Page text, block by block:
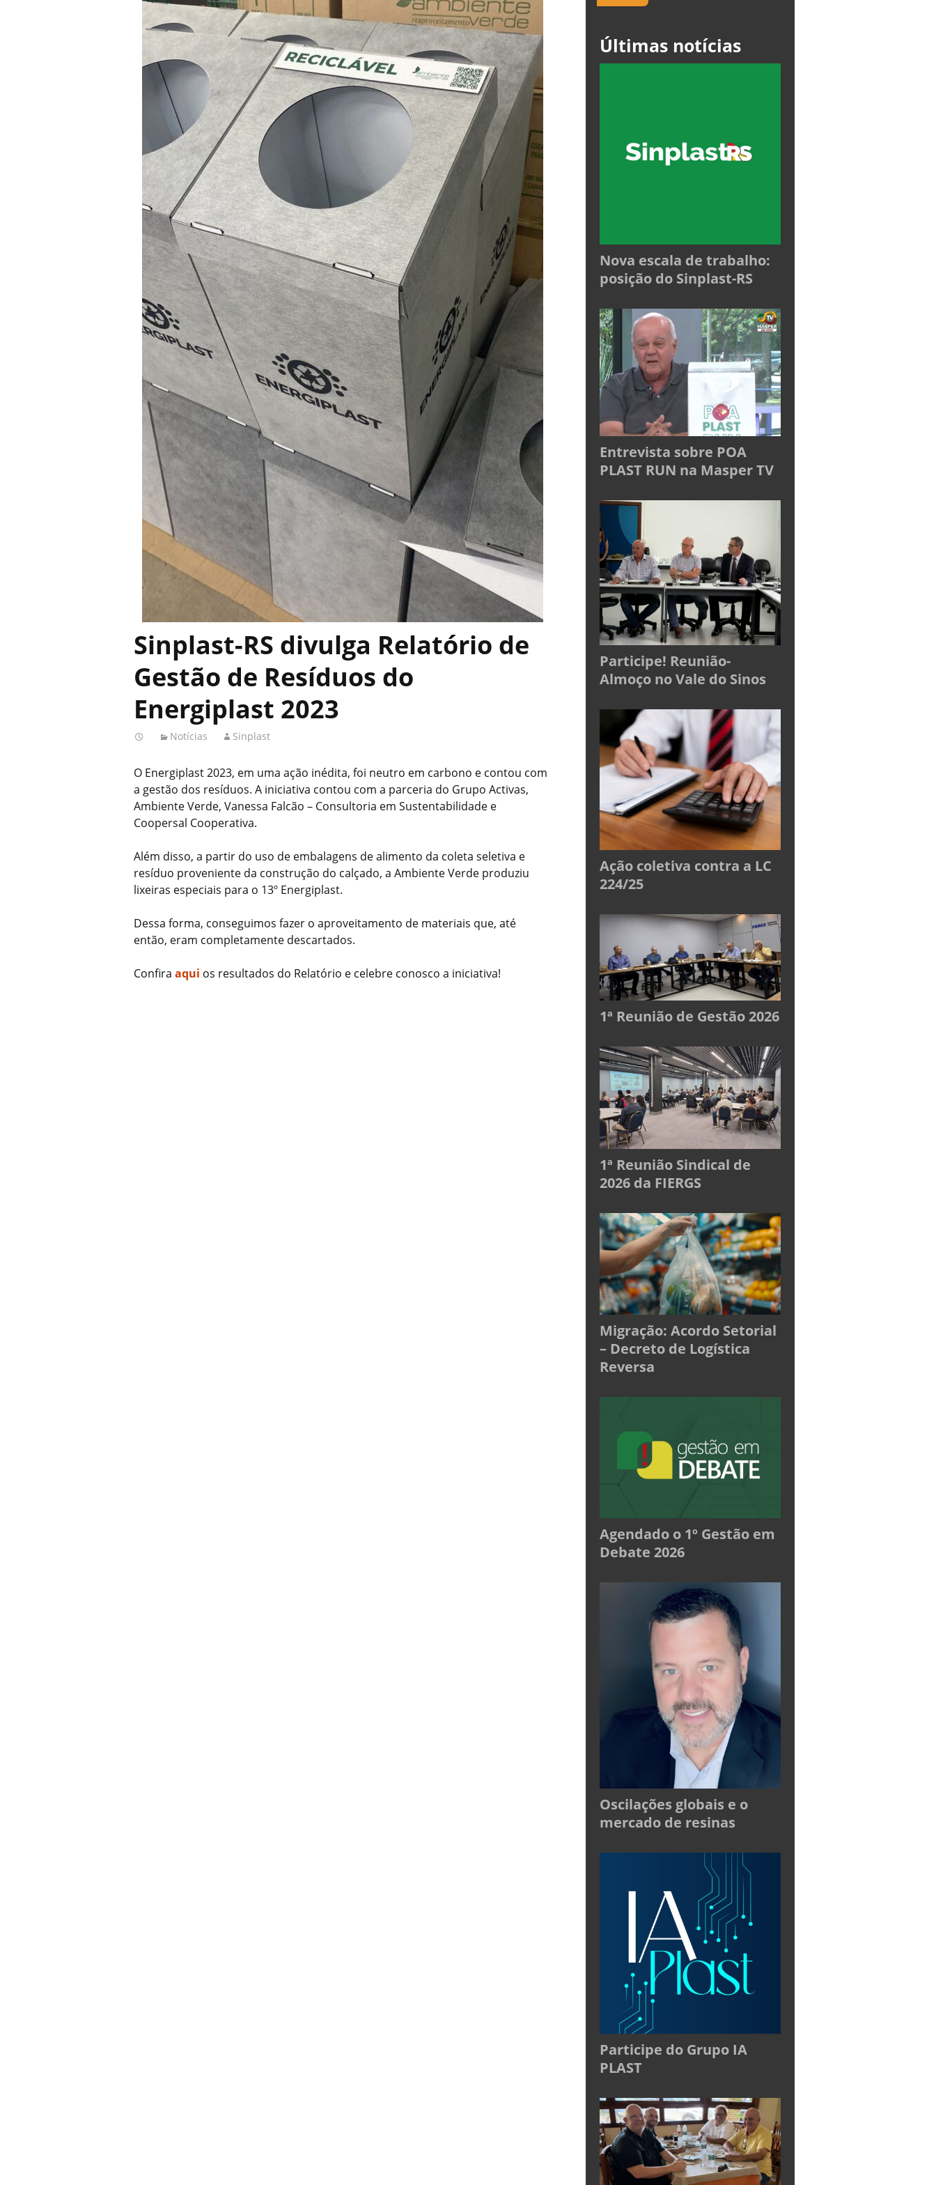
Sinplast-RS divulga Relatório de
Gestão de Resíduos do
Energiplast 2023
Notícias Sinplast
O Energiplast 2023, em uma ação inédita, foi neutro em carbono e contou com
a gestão dos resíduos. A iniciativa contou com a parceria do Grupo Activas,
Ambiente Verde, Vanessa Falcão – Consultoria em Sustentabilidade e
Coopersal Cooperativa.
Além disso, a partir do uso de embalagens de alimento da coleta seletiva e
resíduo proveniente da construção do calçado, a Ambiente Verde produziu
lixeiras especiais para o 13º Energiplast.
Dessa forma, conseguimos fazer o aproveitamento de materiais que, até
então, eram completamente descartados.
Confira aqui os resultados do Relatório e celebre conosco a iniciativa!
Últimas notícias
Nova escala de trabalho:
posição do Sinplast-RS
Entrevista sobre POA
PLAST RUN na Masper TV
Participe! Reunião-
Almoço no Vale do Sinos
Ação coletiva contra a LC
224/25
1ª Reunião de Gestão 2026
1ª Reunião Sindical de
2026 da FIERGS
Migração: Acordo Setorial
– Decreto de Logística
Reversa
Agendado o 1º Gestão em
Debate 2026
Oscilações globais e o
mercado de resinas
Participe do Grupo IA
PLAST